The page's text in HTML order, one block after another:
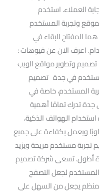
العملاء. استخدم
وتجربة المستخدم
المفتاح للبقاء في
اعرف الان عن فيوهات :
برمجة وتصميم مواقع بدبي 2- تصميم وتطوير مواقع الويب
في جدة تصميم
المستخدم، خاصة في
تدرك تمامًا أهمية
الهواتف الذكية،
ويعمل بكفاءة على جميع
تجربة مستخدم مريحة ويزيد
أطول. تسعى شركة تصميم
لجعل التصفح
يجعل من السهل على